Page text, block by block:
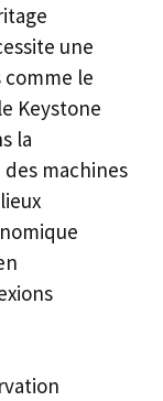
une
le
Keystone
la
machines